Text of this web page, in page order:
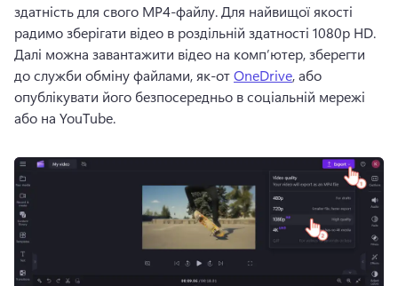
здатність для свого MP4-файлу. Для найвищої якості
Далі можна завантажити відео на комп’ютер, зберегти
до служби обміну файлами, як-от OneDrive, або
опублікувати його безпосередньо в соціальній мережі
або на YouTube.